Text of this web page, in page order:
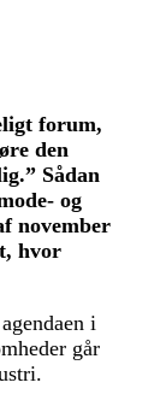
forum,
den
Sådan
og
november
hvor
i
går